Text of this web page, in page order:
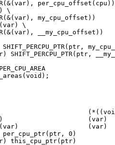
\
\
(var)
0)
this_cpu_ptr(ptr)